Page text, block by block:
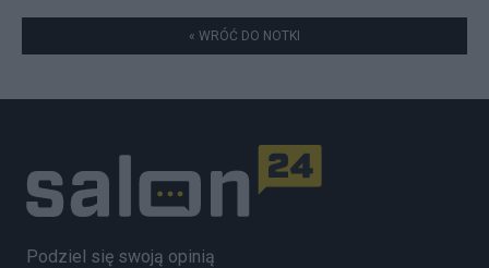
« WRÓĆ DO NOTKI
Podziel się swoją opinią